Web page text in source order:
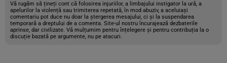
Vă rugăm să țineți cont că folosirea injuriilor, a limbajului instigator la ură, a
apelurilor la violență sau trimiterea repetată, în mod abuziv, a aceluiași
comentariu pot duce nu doar la ștergerea mesajului, ci și la suspendarea
temporară a dreptului de a comenta. Site-ul nostru încurajează dezbaterile
aprinse, dar civilizate. Vă mulțumim pentru înțelegere și pentru contribuția la o
discuție bazată pe argumente, nu pe atacuri.